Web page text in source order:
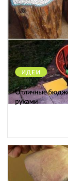
ИДЕИ
Отличные
руками